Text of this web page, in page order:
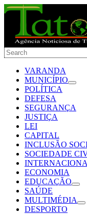
VARANDA
MUNICÍPIO
POLÍTICA
DEFESA
SEGURANÇA
JUSTIÇA
LEI
CAPITAL
INCLUSÃO
SOCIEDADE
ECONOMIA
EDUCAÇÃO
SAÚDE
MULTIMÉDIA
DESPORTO